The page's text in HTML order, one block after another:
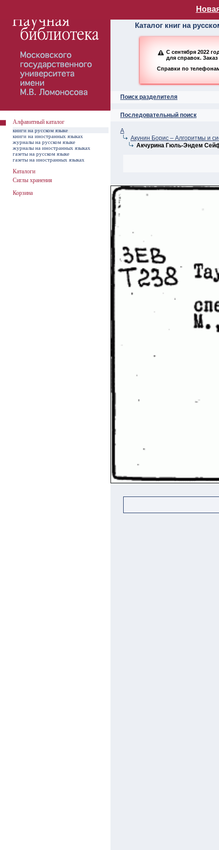
Алфавитный
Каталог книг на
С сентября 2022
для справок.
Справки по
Поиск разделителя
Последовательный поиск
А
Акунин Борис – Алгоритмы и
Акчурина Гюль-Эндем
Алфавитный каталог
книги на русском языке
книги на иностранных языках
журналы на русском языке
журналы на иностранных языках
газеты на русском языке
газеты на иностранных языках
Каталоги
Сиглы хранения
Корзина